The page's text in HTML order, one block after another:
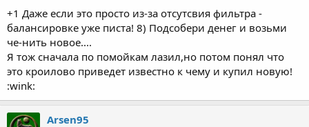
+1 Даже если это просто из-за отсутсвия фильтра -
балансировке уже писта! 8) Подсобери денег и возьми
че-нить новое....
Я тож сначала по помойкам лазил,но потом понял что
это кроилово приведет известно к чему и купил новую!
:wink:
Arsen95